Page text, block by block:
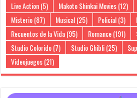
Live Action(5) Makoto Shinkai Movies(12)
Misterio(87) Musical(25) Policial(3)
Recuentos de la Vida(95) Romance(191)
Studio Colorido(7) Studio Ghibli(25)
Videojuegos(21)